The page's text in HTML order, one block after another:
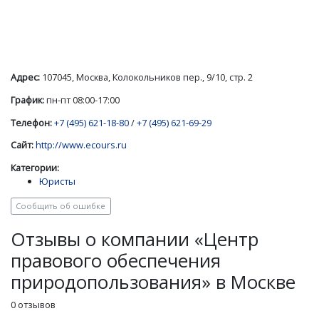
Адрес: 107045, Москва, Колокольников пер., 9/10, стр. 2
График:пн-пт 08:00-17:00
Телефон:+7 (495) 621-18-80/+7 (495) 621-69-29
Сайт:http://www.ecours.ru
Категории:
Юристы
Сообщить об ошибке
Отзывы о компании «Центр
правового обеспечения
природопользования» в Москве
0 отзывов